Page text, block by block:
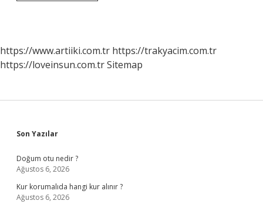
https://www.artiiki.com.tr https://trakyacim.com.tr
https://loveinsun.com.trSitemap
Sidebar
Son Yazılar
Doğum otu nedir ?
Ağustos 6, 2026
Kur korumalıda hangi kur alınır ?
Ağustos 6, 2026